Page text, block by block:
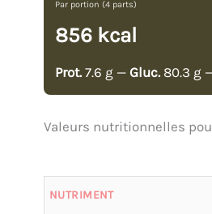
Par portion (4 parts)
856 kcal
Prot. 7.6 g — Gluc. 80.3 g
Valeurs nutritionnelles
NUTRIMENT